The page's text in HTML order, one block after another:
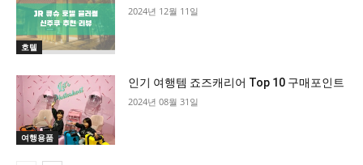
호텔
2024년 12월 11일
여행용품
인기 여행템 ​죠즈캐리어 Top 10 구매포인트
2024년 08월 31일